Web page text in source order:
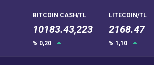
BITCOIN CASH/TL
10183.43,223
% 0,20
LITECOIN/TL
2168.47
% 1,10